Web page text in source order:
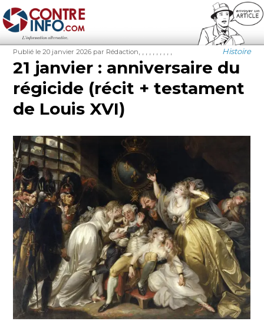
Contre-Info
Publié
le
Publié le 20 janvier 2026 Auteur
par Rédaction Catégories
Histoire
21 janvier : anniversaire du
régicide (récit + testament
de Louis XVI)